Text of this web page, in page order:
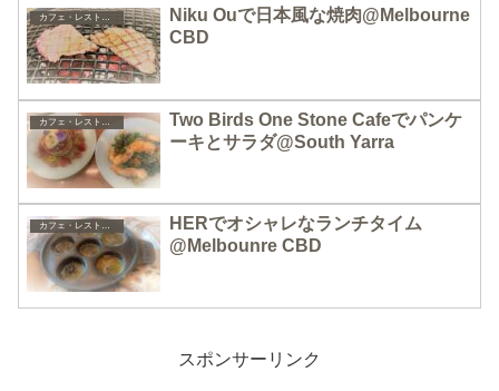
カフェ・レストラン
Niku Ouで日本風な焼肉@Melbourne
CBD
Two Birds One Stone Cafeでパンケ
ーキとサラダ@South Yarra
カフェ・レストラン
HERでオシャレなランチタイム
@Melbounre CBD
スポンサーリンク